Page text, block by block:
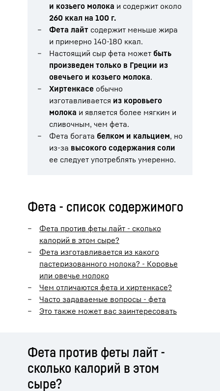
и козьего молока и содержит около
260 ккал на 100 г.
Фета лайт содержит меньше жира
и примерно 140-180 ккал.
Настоящий сыр фета может быть
произведен только в Греции из
овечьего и козьего молока.
Хиртенкасе обычно
изготавливается из коровьего
молока и является более мягким и
сливочным, чем фета.
Фета богата белком и кальцием, но
из-за высокого содержания соли
ее следует употреблять умеренно.
Фета - список содержимого
Фета против феты лайт - сколько
калорий в этом сыре?
Фета изготавливается из какого
пастеризованного молока? - Коровье
или овечье молоко
Чем отличаются фета и хиртенкасе?
Часто задаваемые вопросы - фета
Это также может вас заинтересовать
Фета против феты лайт -
сколько калорий в этом
сыре?